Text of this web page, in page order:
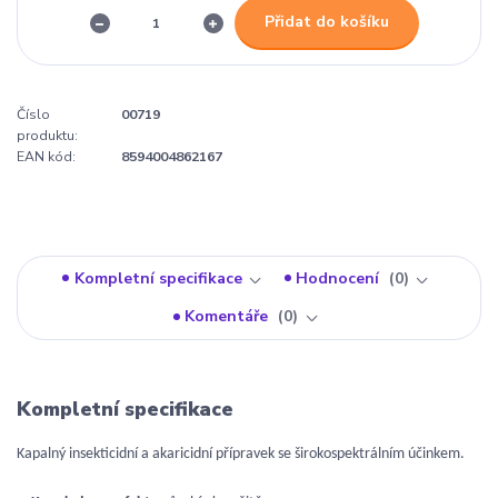
Přidat do košíku
Číslo
produktu:
00719
EAN kód: 8594004862167
Kompletní specifikace Hodnocení
0
Komentáře
0
Kompletní specifikace
Kapalný insekticidní a akaricidní přípravek se širokospektrálním účinkem.